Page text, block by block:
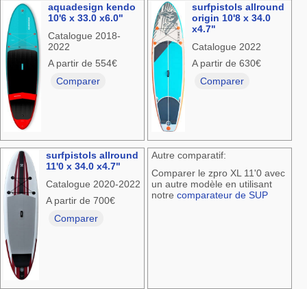
aquadesign kendo
10'6 x 33.0 x6.0"
Catalogue 2018-
2022
A partir de 554€
Comparer
surfpistols allround
origin 10'8 x 34.0
x4.7"
Catalogue 2022
A partir de 630€
Comparer
surfpistols allround
11'0 x 34.0 x4.7"
Catalogue 2020-2022
A partir de 700€
Comparer
Autre comparatif:
Comparer le zpro XL 11'0 avec
un autre modèle en utilisant
notre comparateur de SUP